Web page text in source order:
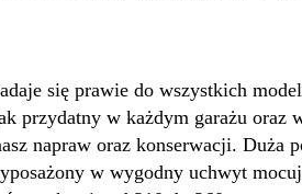
się prawie do wszystkich
w każdym garażu oraz
napraw oraz konserwacji. Duża
w wygodny uchwyt